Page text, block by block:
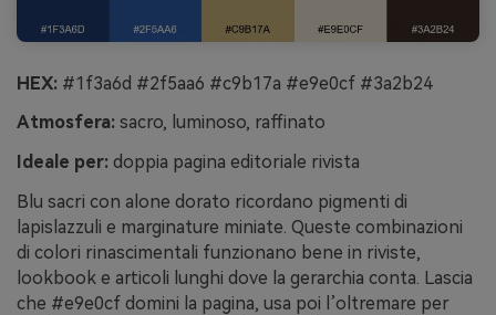
HEX: #1f3a6d #2f5aa6 #c9b17a #e9e0cf #3a2b24
Atmosfera: sacro, luminoso, raffinato
Ideale per: doppia pagina editoriale rivista
Blu sacri con alone dorato ricordano pigmenti di
lapislazzuli e marginature miniate. Queste combinazioni
di colori rinascimentali funzionano bene in riviste,
lookbook e articoli lunghi dove la gerarchia conta. Lascia
che #e9e0cf domini la pagina, usa poi l’oltremare per